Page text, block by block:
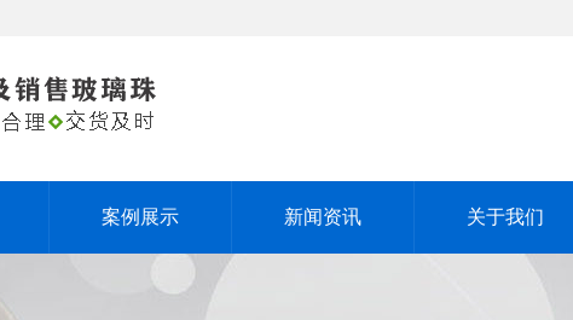
案例展示 新闻资讯 关于我们